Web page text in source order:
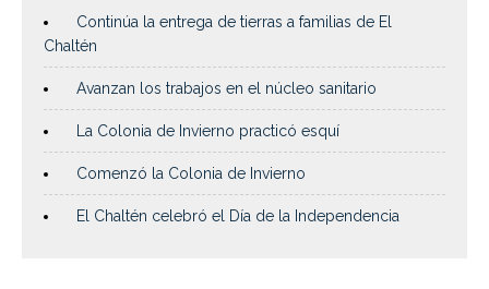
Continúa la entrega de tierras a familias de El
Chaltén
Avanzan los trabajos en el núcleo sanitario
La Colonia de Invierno practicó esquí
Comenzó la Colonia de Invierno
El Chaltén celebró el Día de la Independencia